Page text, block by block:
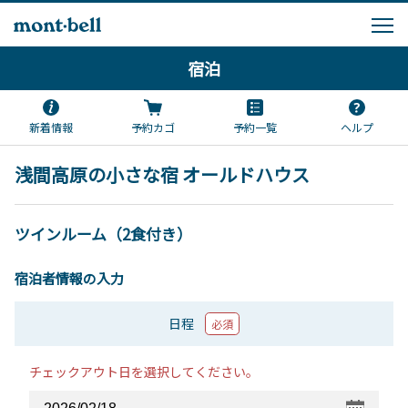
宿泊
新着情報 予約カゴ 予約一覧 ヘルプ
浅間高原の小さな宿 オールドハウス
ツインルーム（2食付き）
宿泊者情報の入力
日程 必須
チェックアウト日を選択してください。